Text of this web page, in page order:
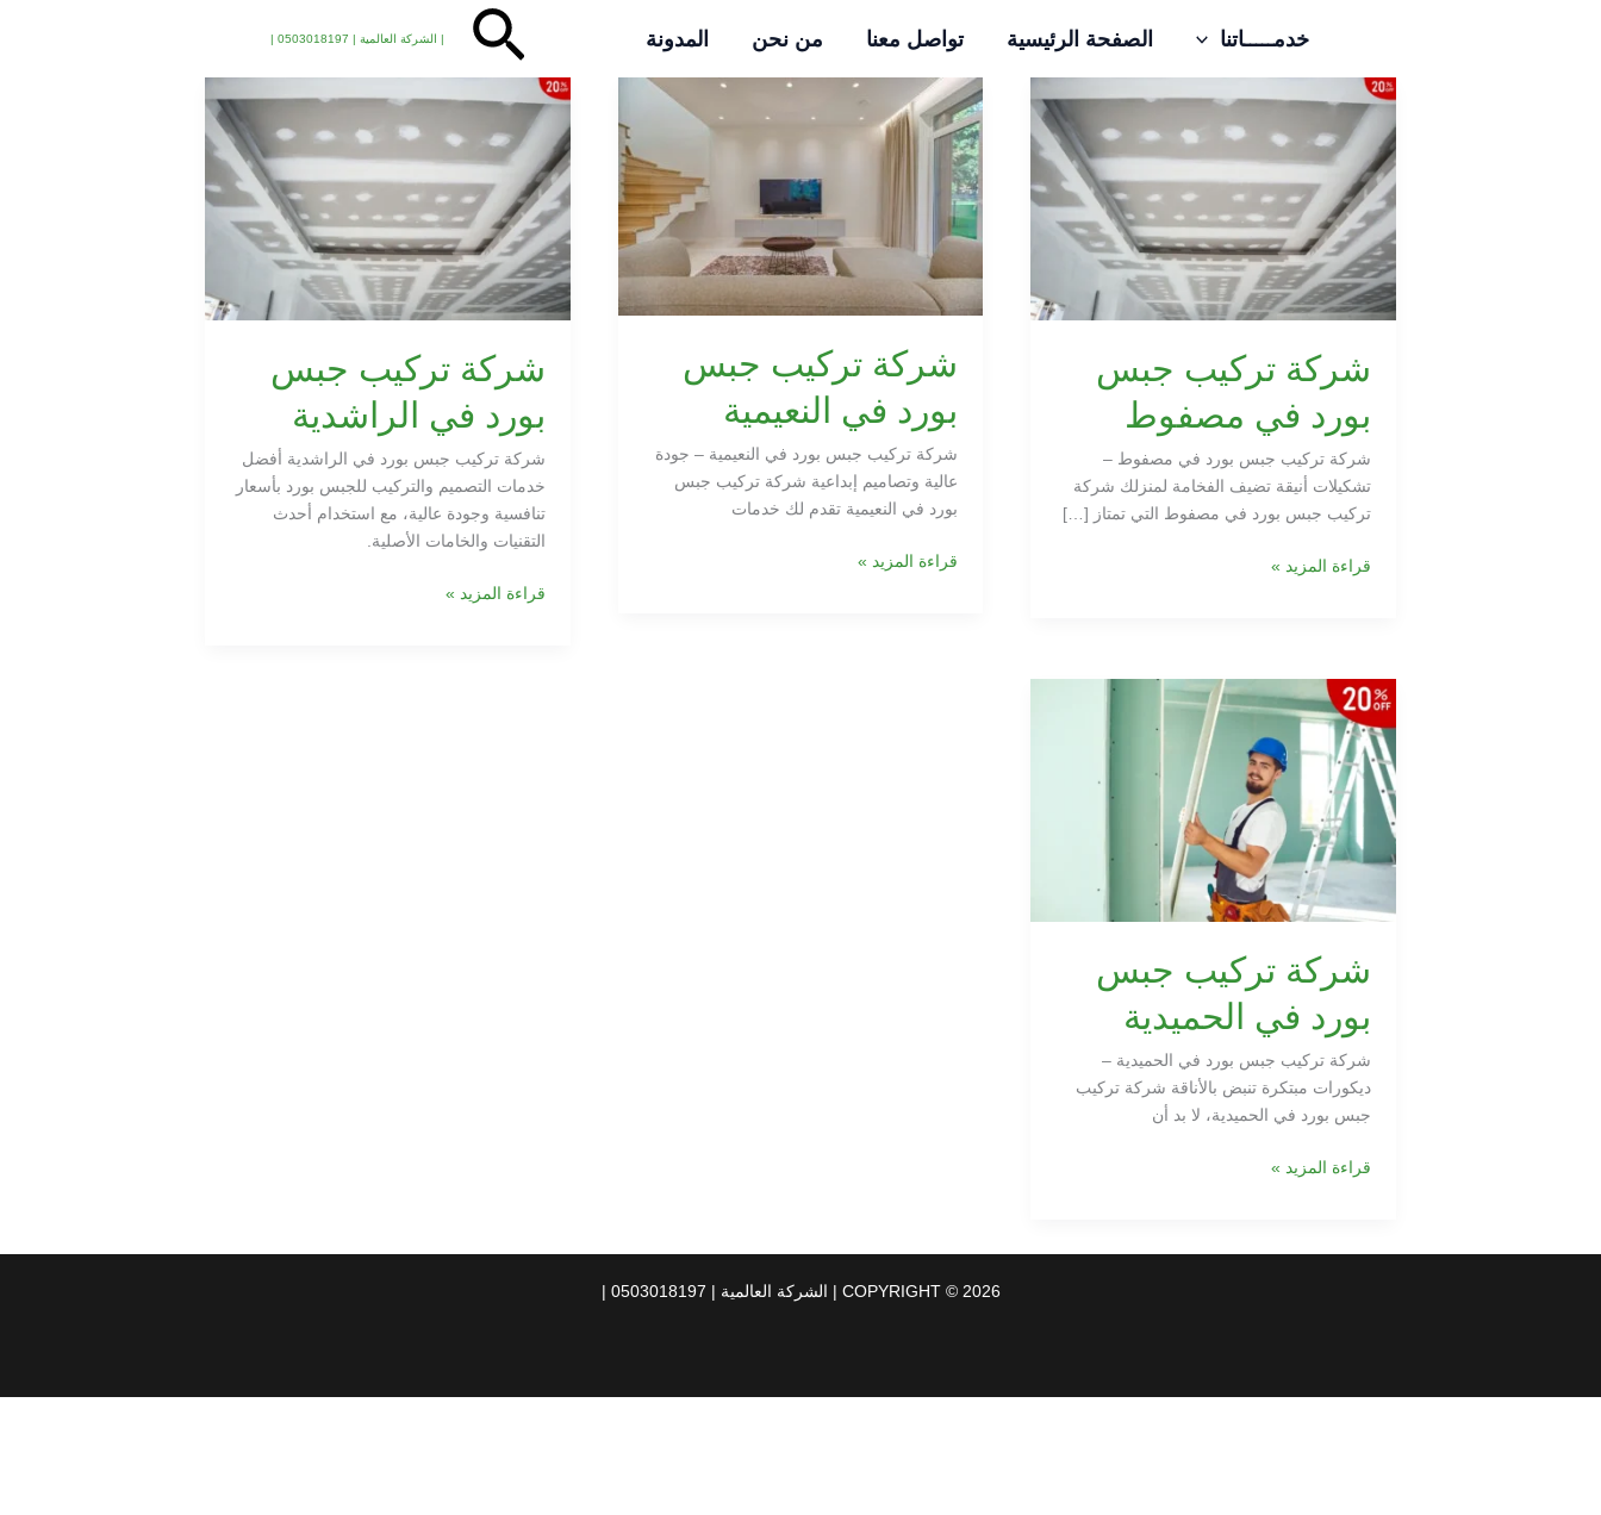
خدمـــــاتنا الصفحة الرئيسية تواصل معنا من نحن المدونة البحث
| الشركة العالمية | 0503018197 |
شركة تركيب جبس
بورد في مصفوط
شركة تركيب جبس بورد في مصفوط –
تشكيلات أنيقة تضيف الفخامة لمنزلك شركة
تركيب جبس بورد في مصفوط التي تمتاز […]
شركة
تركيب
جبس
بورد
في
مصفوط
قراءة المزيد »
شركة تركيب جبس
بورد في النعيمية
شركة تركيب جبس بورد في النعيمية – جودة
عالية وتصاميم إبداعية شركة تركيب جبس
بورد في النعيمية تقدم لك خدمات
شركة
تركيب
جبس
بورد
في
النعيمية
قراءة المزيد »
شركة تركيب جبس
بورد في الراشدية
شركة تركيب جبس بورد في الراشدية أفضل
خدمات التصميم والتركيب للجبس بورد بأسعار
تنافسية وجودة عالية، مع استخدام أحدث
التقنيات والخامات الأصلية.
شركة
تركيب
جبس
بورد
في
الراشدية
قراءة المزيد »
شركة تركيب جبس
بورد في الحميدية
شركة تركيب جبس بورد في الحميدية –
ديكورات مبتكرة تنبض بالأناقة شركة تركيب
جبس بورد في الحميدية، لا بد أن
شركة
تركيب
جبس
بورد
في
الحميدية
قراءة المزيد »
COPYRIGHT © 2026 | الشركة العالمية | 0503018197 |